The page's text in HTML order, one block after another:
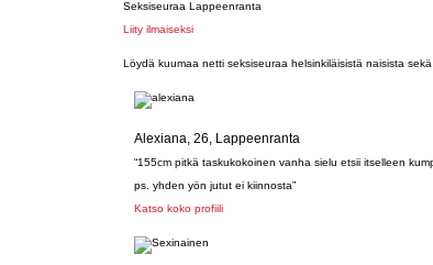
Seksiseuraa Lappeenranta
Liity ilmaiseksi
Löydä kuumaa netti seksiseuraa helsinkiläisistä naisista
Alexiana, 26, Lappeenranta
“155cm pitkä taskukokoinen vanha sielu etsii itselleen
ps. yhden yön jutut ei kiinnosta”
Katso koko profiili